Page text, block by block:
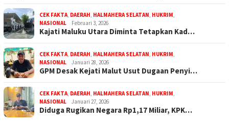
CEK FAKTA, DAERAH, HALMAHERA SELATAN, HUKRIM,
NASIONAL
Februari 3, 2026
Kajati Maluku Utara Diminta Tetapkan Kad…
CEK FAKTA, DAERAH, HALMAHERA SELATAN, HUKRIM,
NASIONAL
Januari 28, 2026
GPM Desak Kejati Malut Usut Dugaan Penyi…
CEK FAKTA, DAERAH, HALMAHERA SELATAN, HUKRIM,
NASIONAL
Januari 27, 2026
Diduga Rugikan Negara Rp1,17 Miliar, KPK…